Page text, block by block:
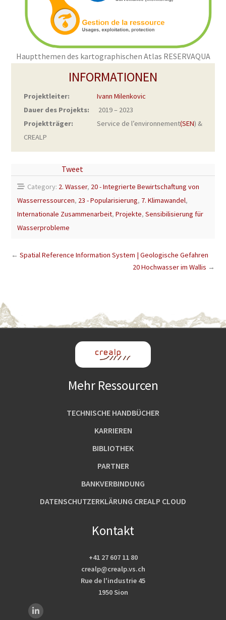
Hauptthemen des kartographischen Atlas RESERVAQUA
INFORMATIONEN
Projektleiter:
Ivann Milenkovic
Dauer des Projekts:
2019 – 2023
Projektträger:
Service de l’environnement(SEN) &
CREALP
Tweet
Category: 2. Wasser, 20 - Integrierte Bewirtschaftung von
Wasserressourcen, 23 - Popularisierung, 7. Klimawandel,
Internationale Zusammenarbeit, Projekte, Sensibilisierung für
Wasserprobleme
← Spatial Reference Information System | Geologische Gefahren
20 Hochwasser im Wallis →
Mehr Ressourcen
TECHNISCHE HANDBÜCHER
KARRIEREN
BIBLIOTHEK
PARTNER
BANKVERBINDUNG
DATENSCHUTZERKLÄRUNG CREALP CLOUD
Kontakt
+41 27 607 11 80
crealp@crealp.vs.ch
Rue de l'industrie 45
1950 Sion